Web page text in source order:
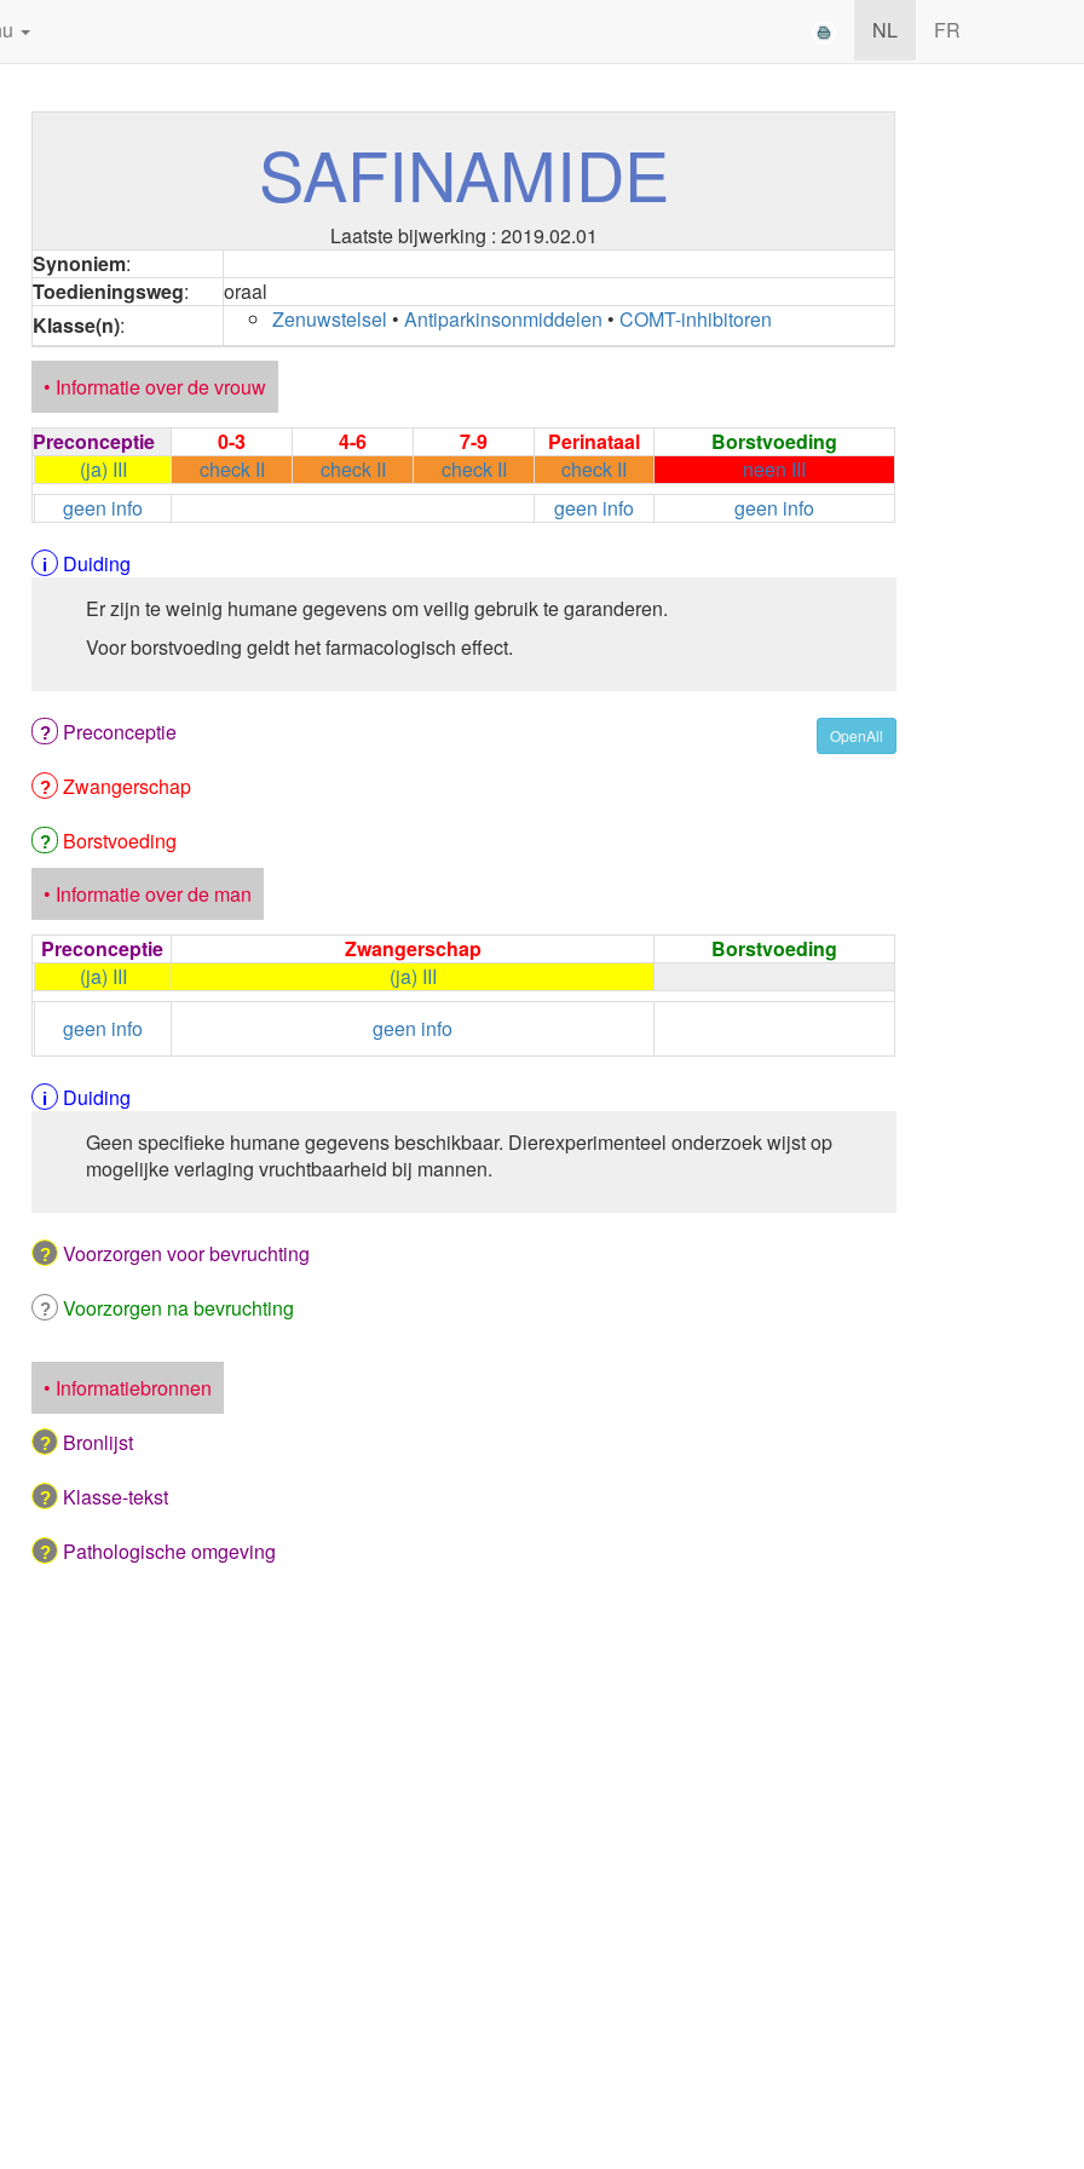
NL FR
SAFINAMIDE
Laatste bijwerking : 2019.02.01
Synoniem:
Toedieningsweg:
oraal
Klasse(n): Zenuwstelsel •Antiparkinsonmiddelen •COMT-inhibitoren
• Informatie over de vrouw
Preconceptie
0-3 4-6 7-9 Perinataal
Borstvoeding
(ja) III
check II check II check II check II
neen III
geen info
geen info
geen info
Duiding
Er zijn te weinig humane gegevens om veilig gebruik te garanderen.
Voor borstvoeding geldt het farmacologisch effect.
OpenAll
Preconceptie
Zwangerschap
Borstvoeding
• Informatie over de man
Preconceptie
Zwangerschap
Borstvoeding
(ja) III
(ja) III
geen info
geen info
Duiding
Geen specifieke humane gegevens beschikbaar. Dierexperimenteel onderzoek wijst op
mogelijke verlaging vruchtbaarheid bij mannen.
Voorzorgen voor bevruchting
Voorzorgen na bevruchting
• Informatiebronnen
Bronlijst
Klasse-tekst
Pathologische omgeving